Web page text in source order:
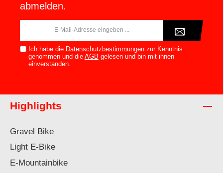
abmelden.
Ich habe die Datenschutzbestimmungenzur Kenntnis
genommen und die AGB gelesen und bin mit ihnen
einverstanden.
Highlights
Gravel Bike
Light E-Bike
E-Mountainbike